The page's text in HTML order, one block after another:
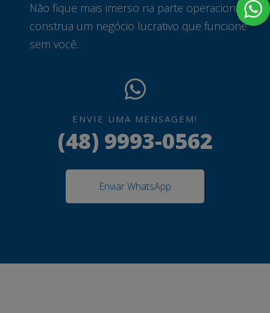
Não fique mais imerso na parte operacional e
construa um negócio lucrativo que funcione
sem você.
ENVIE UMA MENSAGEM!
(48) 9993-0562
Enviar WhatsApp